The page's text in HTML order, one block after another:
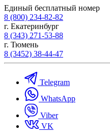
Единый бесплатный номер
8 (800) 234-82-82
г. Екатеринбург
8 (343) 271-53-88
г. Тюмень
8 (3452) 38-44-47
Telegram
WhatsApp
Viber
VK